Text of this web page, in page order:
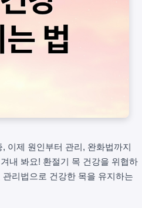
이제 원인부터 관리, 완화법까지
내 봐요! 환절기 목 건강을 위협하
리법으로 건강한 목을 유지하는